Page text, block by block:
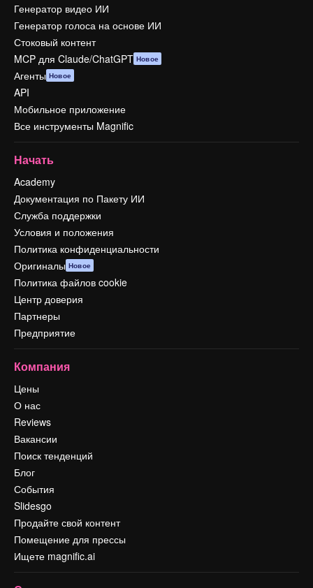
Генератор видео ИИ
Генератор голоса на основе ИИ
Стоковый контент
MCP для Claude/ChatGPT Новое
Агенты Новое
API
Мобильное приложение
Все инструменты Magnific
Начать
Academy
Документация по Пакету ИИ
Служба поддержки
Условия и положения
Политика конфиденциальности
Оригиналы Новое
Политика файлов cookie
Центр доверия
Партнеры
Предприятие
Компания
Цены
О нас
Reviews
Вакансии
Поиск тенденций
Блог
События
Slidesgo
Продайте свой контент
Помещение для прессы
Ищете magnific.ai